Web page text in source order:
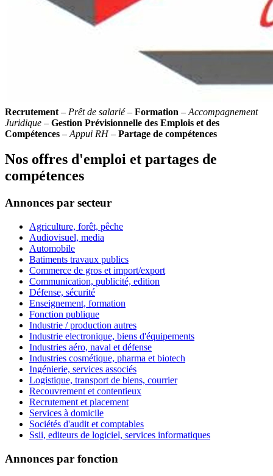
Recrutement – Prêt de salarié– Formation – Accompagnement
Juridique – Gestion Prévisionnelle des Emplois et des
Compétences – Appui RH– Partage de compétences
Nos offres d'emploi et partages de
compétences
Annonces par secteur
Agriculture, forêt, pêche
Audiovisuel, media
Automobile
Batiments travaux publics
Commerce de gros et import/export
Communication, publicité, edition
Défense, sécurité
Enseignement, formation
Fonction publique
Industrie / production autres
Industrie electronique, biens d'équipements
Industries aéro, naval et défense
Industries cosmétique, pharma et biotech
Ingénierie, services associés
Logistique, transport de biens, courrier
Recouvrement et contentieux
Recrutement et placement
Services à domicile
Sociétés d'audit et comptables
Ssii, editeurs de logiciel, services informatiques
Annonces par fonction